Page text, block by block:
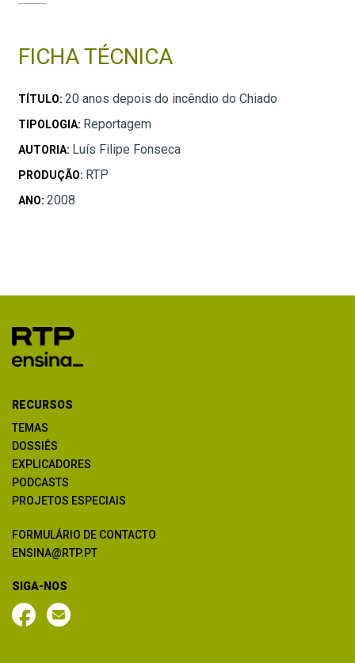
FICHA TÉCNICA
TÍTULO: 20 anos depois do incêndio do Chiado
TIPOLOGIA: Reportagem
AUTORIA: Luís Filipe Fonseca
PRODUÇÃO: RTP
ANO: 2008
RECURSOS
TEMAS
DOSSIÊS
EXPLICADORES
PODCASTS
PROJETOS ESPECIAIS
FORMULÁRIO DE CONTACTO
ENSINA@RTP.PT
SIGA-NOS